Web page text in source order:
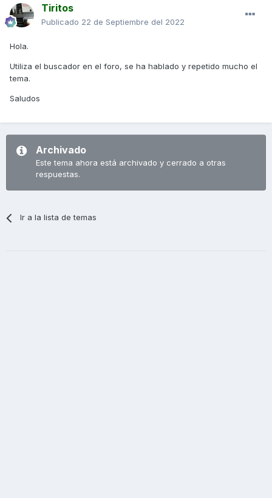
Tiritos
Publicado 22 de Septiembre del 2022
Hola.
Utiliza el buscador en el foro, se ha hablado y repetido mucho el
tema.
Saludos
Archivado
Este tema ahora está archivado y cerrado a otras
respuestas.
Ir a la lista de temas